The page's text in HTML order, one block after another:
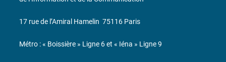
17 rue de l’Amiral Hamelin 75116 Paris
Métro : « Boissière » Ligne 6 et « Iéna » Ligne 9